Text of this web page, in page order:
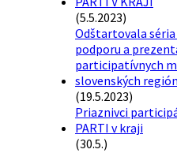
(5.5.2023)
Odštartovala
podporu a
participatívnych
slovenských
(19.5.2023)
Priaznivci
PARTI v kraji
(30.5.)